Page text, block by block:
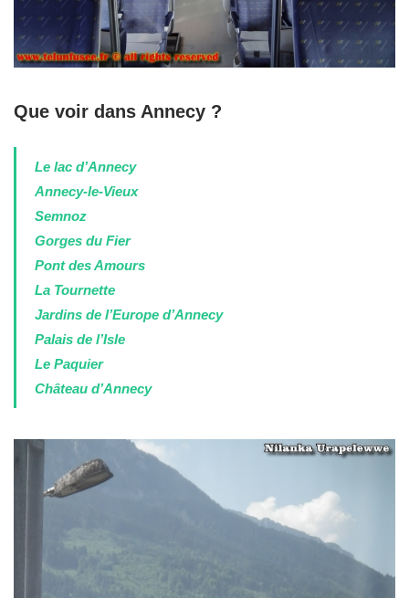
Que voir dans Annecy ?
Le lac d’Annecy
Annecy-le-Vieux
Semnoz
Gorges du Fier
Pont des Amours
La Tournette
Jardins de l’Europe d’Annecy
Palais de l’Isle
Le Paquier
Château d’Annecy